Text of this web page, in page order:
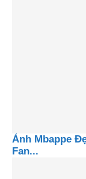
Ảnh Mbappe
Fan...